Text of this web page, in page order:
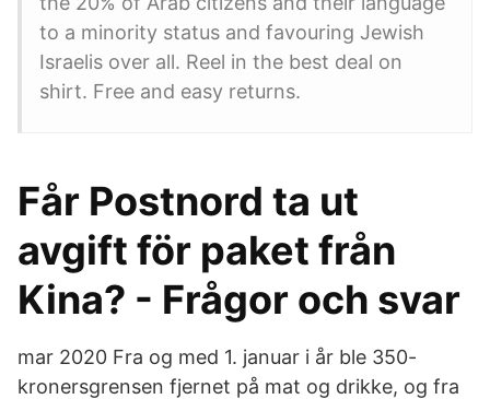
to a minority status and favouring Jewish
Israelis over all. Reel in the best deal on
shirt. Free and easy returns.
Får Postnord ta ut
avgift för paket från
Kina? - Frågor och svar
mar 2020 Fra og med 1. januar i år ble 350-
kronersgrensen fjernet på mat og drikke, og fra